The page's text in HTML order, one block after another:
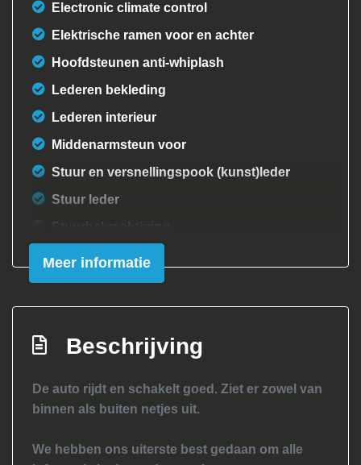
Electronic climate control
Elektrische ramen voor en achter
Hoofdsteunen anti-whiplash
Lederen bekleding
Lederen interieur
Middenarmsteun voor
Stuur en versnellingspook (kunst)leder
Stuur leder
Voorstoelen verwarmd
Exterieur
Buitenspiegels elektrisch verstel- en
Buitenspiegels in carrosseriekleur
afstandsbediening
Meer informatie
Beschrijving
De auto rijdt en schakelt goed. Ziet er zowel van
binnen als buiten netjes uit.
We hebben ons uiterste best gedaan om alle